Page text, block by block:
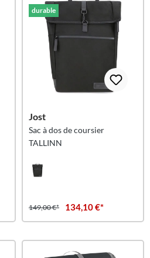
durable
Jost
Sac à dos de coursier
TALLINN
149,00 €* 134,10 €*